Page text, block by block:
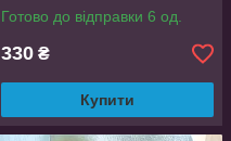
Готово до відправки 6 од.
330 ₴
Купити